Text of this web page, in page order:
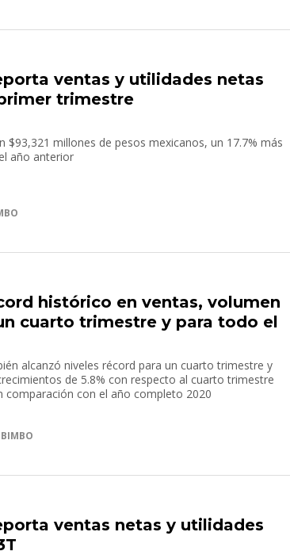
ventas y utilidades netas
trimestre
$93,321 millones de pesos mexicanos, un 17.7% más
año anterior
histórico en ventas, volumen
cuarto trimestre y para todo el
alcanzó niveles récord para un cuarto trimestre y
de 5.8% con respecto al cuarto trimestre
comparación con el año completo 2020
ventas netas y utilidades